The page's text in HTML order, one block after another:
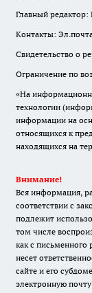
Главный
Контакты:
Свидетельство о
Ограничение по
«На
технологии
информации на
относящихся к
находящихся на
Внимание!
Вся информация,
соответствии с
подлежит
том числе
как с письменного
несет
сайте и его
электронную